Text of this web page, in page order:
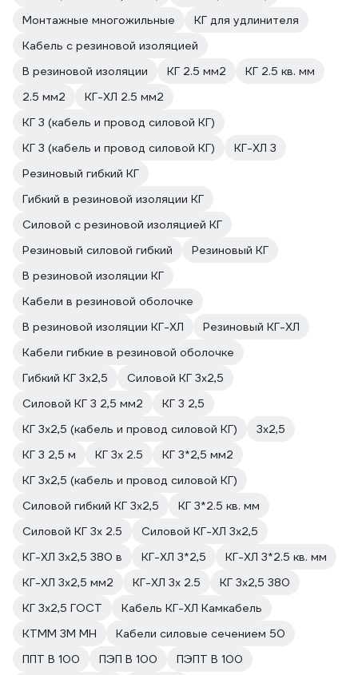
Монтажные многожильные
КГ для удлинителя
Кабель с резиновой изоляцией
В резиновой изоляции
КГ 2.5 мм2
КГ 2.5 кв. мм
2.5 мм2
КГ-ХЛ 2.5 мм2
КГ 3 (кабель и провод силовой КГ)
КГ 3 (кабель и провод силовой КГ)
КГ-ХЛ 3
Резиновый гибкий КГ
Гибкий в резиновой изоляции КГ
Силовой с резиновой изоляцией КГ
Резиновый силовой гибкий
Резиновый КГ
В резиновой изоляции КГ
Кабели в резиновой оболочке
В резиновой изоляции КГ-ХЛ
Резиновый КГ-ХЛ
Кабели гибкие в резиновой оболочке
Гибкий КГ 3х2,5
Силовой КГ 3х2,5
Силовой КГ 3 2,5 мм2
КГ 3 2,5
КГ 3х2,5 (кабель и провод силовой КГ)
3х2,5
КГ 3 2,5 м
КГ 3х 2.5
КГ 3*2,5 мм2
КГ 3х2,5 (кабель и провод силовой КГ)
Силовой гибкий КГ 3х2,5
КГ 3*2.5 кв. мм
Силовой КГ 3х 2.5
Силовой КГ-ХЛ 3х2,5
КГ-ХЛ 3х2,5 380 в
КГ-ХЛ 3*2,5
КГ-ХЛ 3*2.5 кв. мм
КГ-ХЛ 3х2,5 мм2
КГ-ХЛ 3х 2.5
КГ 3х2,5 380
КГ 3х2,5 ГОСТ
Кабель КГ-ХЛ Камкабель
КТММ 3М МН
Кабели силовые сечением 50
ППТ В 100
ПЭП В 100
ПЭПТ В 100